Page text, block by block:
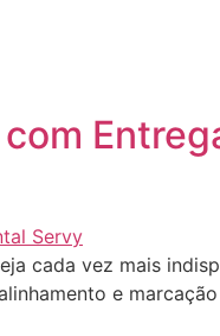
cada vez mais
e